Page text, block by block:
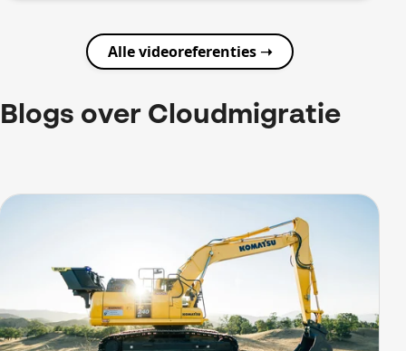
Alle videoreferenties ➝
Blogs over Cloudmigratie